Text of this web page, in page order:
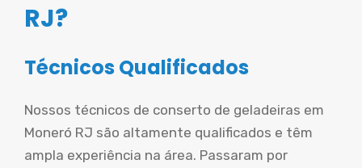
RJ?
Técnicos Qualificados
Nossos técnicos de conserto de geladeiras em
Moneró RJ são altamente qualificados e têm
ampla experiência na área. Passaram por